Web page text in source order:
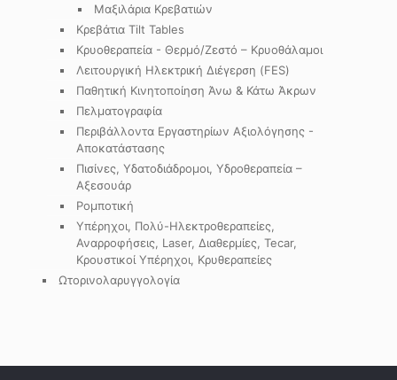
Μαξιλάρια Κρεβατιών
Κρεβάτια Tilt Tables
Κρυοθεραπεία - Θερμό/Ζεστό – Κρυοθάλαμοι
Λειτουργική Ηλεκτρική Διέγερση (FES)
Παθητική Κινητοποίηση Άνω & Κάτω Άκρων
Πελματογραφία
Περιβάλλοντα Εργαστηρίων Αξιολόγησης -
Αποκατάστασης
Πισίνες, Υδατοδιάδρομοι, Υδροθεραπεία –
Αξεσουάρ
Ρομποτική
Υπέρηχοι, Πολύ-Ηλεκτροθεραπείες,
Αναρροφήσεις, Laser, Διαθερμίες, Tecar,
Κρουστικοί Υπέρηχοι, Κρυθεραπείες
Ωτορινολαρυγγολογία